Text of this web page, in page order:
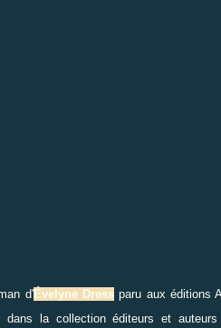
d'Évelyne Dressparu aux éditions
dans la collectionéditeurs et